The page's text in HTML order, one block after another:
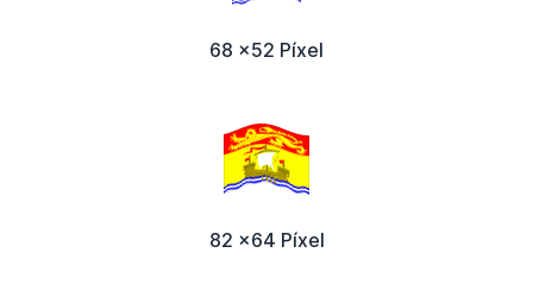
68 x52 Píxel
82 x64 Píxel